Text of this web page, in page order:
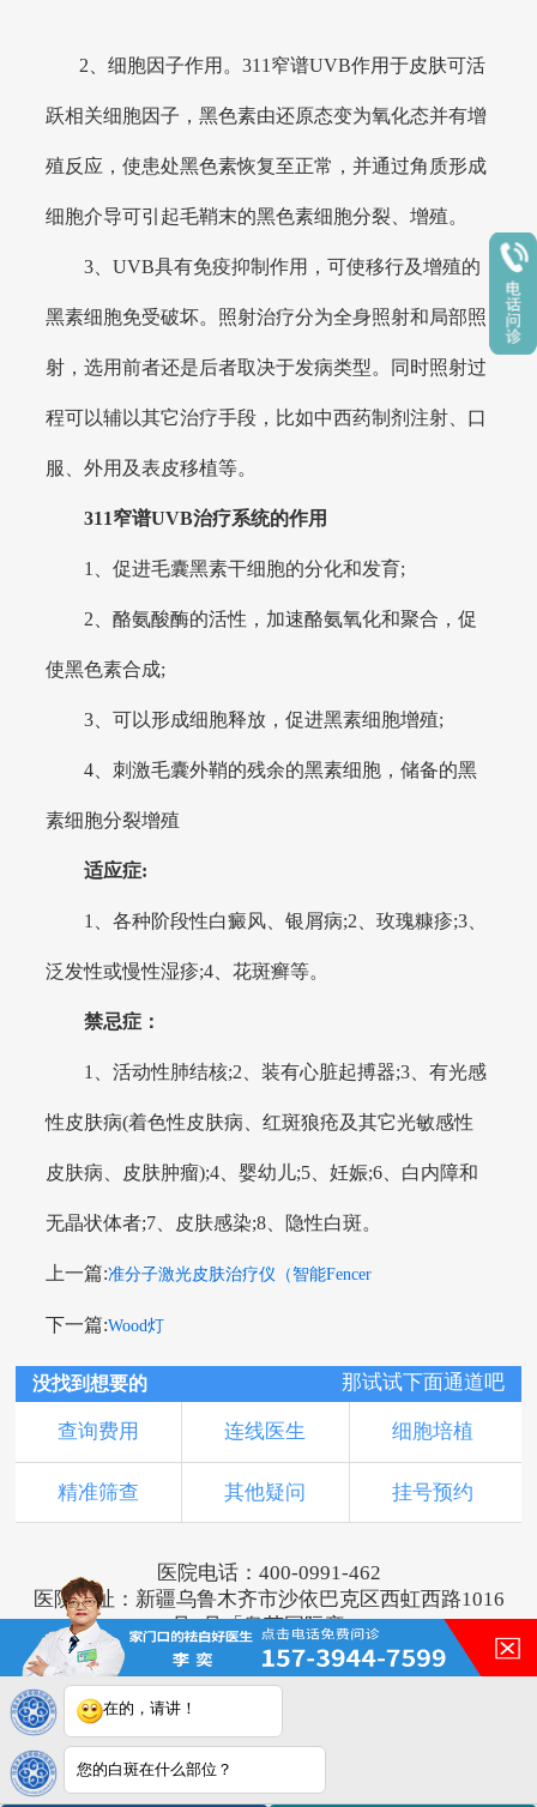
2、细胞因子作用。311窄谱UVB作用于皮肤可活
跃相关细胞因子，黑色素由还原态变为氧化态并有增
殖反应，使患处黑色素恢复至正常，并通过角质形成
细胞介导可引起毛鞘末的黑色素细胞分裂、增殖。
3、UVB具有免疫抑制作用，可使移行及增殖的
黑素细胞免受破坏。照射治疗分为全身照射和局部照
射，选用前者还是后者取决于发病类型。同时照射过
程可以辅以其它治疗手段，比如中西药制剂注射、口
服、外用及表皮移植等。
311窄谱UVB治疗系统的作用
1、促进毛囊黑素干细胞的分化和发育;
2、酪氨酸酶的活性，加速酪氨氧化和聚合，促
使黑色素合成;
3、可以形成细胞释放，促进黑素细胞增殖;
4、刺激毛囊外鞘的残余的黑素细胞，储备的黑
素细胞分裂增殖
适应症:
1、各种阶段性白癜风、银屑病;2、玫瑰糠疹;3、
泛发性或慢性湿疹;4、花斑癣等。
禁忌症：
1、活动性肺结核;2、装有心脏起搏器;3、有光感
性皮肤病(着色性皮肤病、红斑狼疮及其它光敏感性
皮肤病、皮肤肿瘤);4、婴幼儿;5、妊娠;6、白内障和
无晶状体者;7、皮肤感染;8、隐性白斑。
上一篇:准分子激光皮肤治疗仪（智能Fencer
下一篇:Wood灯
没找到想要的 那试试下面通道吧
查询费用 连线医生 细胞培植
精准筛查 其他疑问 挂号预约
医院电话：400-0991-462
医院地址：新疆乌鲁木齐市沙依巴克区西虹西路1016
号1号「奥莱国际旁」
版权所有：乌鲁木齐新军都皮肤病医院
新ICP备16001749号-2
注：本网站信息仅供参考，不能作为诊断及医疗依
据，服用药物或进行治疗时请遵医嘱。如有转载或引
用文章涉及版权问题，请与我们联系。
在的，请讲！
您的白斑在什么部位？